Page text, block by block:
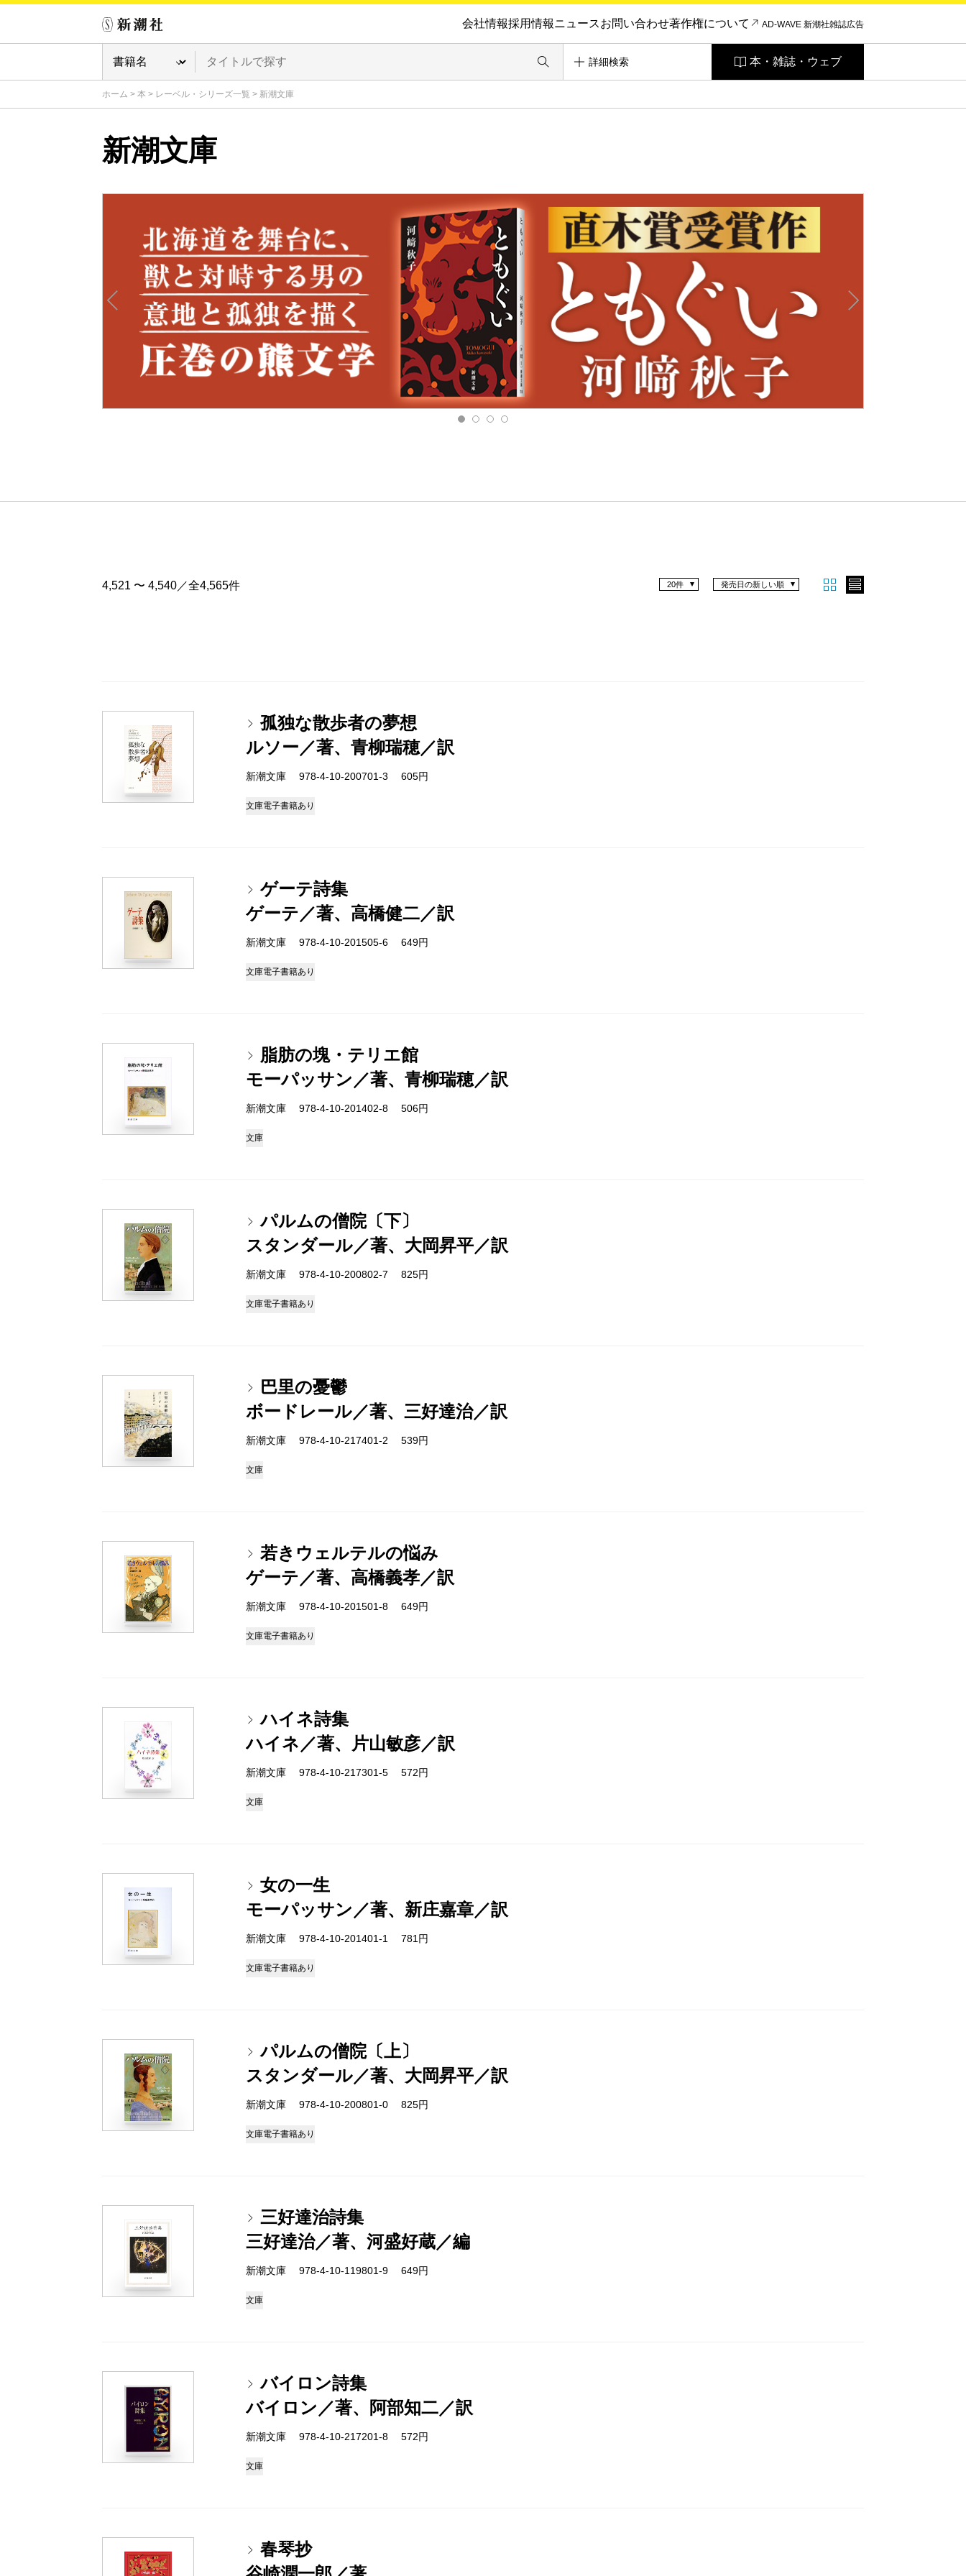
会社情報採用情報ニュースお問い合わせ著作権について AD-WAVE 新潮社雑誌広告
詳細検索 本・雑誌・ウェブ
ホーム > 本 > レーベル・シリーズ一覧 > 新潮文庫
新潮文庫
4,521 〜 4,540／全4,565件 発売日の新しい順
20件
孤独な散歩者の夢想
ルソー／著、青柳瑞穂／訳
新潮文庫 978-4-10-200701-3 605円
文庫電子書籍あり
ゲーテ詩集
ゲーテ／著、高橋健二／訳
新潮文庫 978-4-10-201505-6 649円
文庫電子書籍あり
脂肪の塊・テリエ館
モーパッサン／著、青柳瑞穂／訳
新潮文庫 978-4-10-201402-8 506円
文庫
パルムの僧院〔下〕
スタンダール／著、大岡昇平／訳
新潮文庫 978-4-10-200802-7 825円
文庫電子書籍あり
巴里の憂鬱
ボードレール／著、三好達治／訳
新潮文庫 978-4-10-217401-2 539円
文庫
若きウェルテルの悩み
ゲーテ／著、高橋義孝／訳
新潮文庫 978-4-10-201501-8 649円
文庫電子書籍あり
ハイネ詩集
ハイネ／著、片山敏彦／訳
新潮文庫 978-4-10-217301-5 572円
文庫
女の一生
モーパッサン／著、新庄嘉章／訳
新潮文庫 978-4-10-201401-1 781円
文庫電子書籍あり
パルムの僧院〔上〕
スタンダール／著、大岡昇平／訳
新潮文庫 978-4-10-200801-0 825円
文庫電子書籍あり
三好達治詩集
三好達治／著、河盛好蔵／編
新潮文庫 978-4-10-119801-9 649円
文庫
バイロン詩集
バイロン／著、阿部知二／訳
新潮文庫 978-4-10-217201-8 572円
文庫
春琴抄